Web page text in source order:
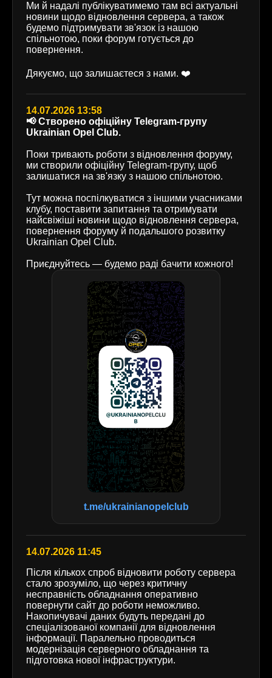
Ми й надалі публікуватимемо там всі актуальні
новини щодо відновлення сервера, а також
будемо підтримувати зв'язок із нашою
спільнотою, поки форум готується до
повернення.
Дякуємо, що залишаєтеся з нами. ❤️
14.07.2026 13:58
📢 Створено офіційну Telegram-групу
Ukrainian Opel Club.
Поки тривають роботи з відновлення форуму,
ми створили офіційну Telegram-групу, щоб
залишатися на зв'язку з нашою спільнотою.
Тут можна поспілкуватися з іншими учасниками
клубу, поставити запитання та отримувати
найсвіжіші новини щодо відновлення сервера,
повернення форуму й подальшого розвитку
Ukrainian Opel Club.
Приєднуйтесь — будемо раді бачити кожного!
t.me/ukrainianopelclub
14.07.2026 11:45
Після кількох спроб відновити роботу сервера
стало зрозуміло, що через критичну
несправність обладнання оперативно
повернути сайт до роботи неможливо.
Накопичувачі даних будуть передані до
спеціалізованої компанії для відновлення
інформації. Паралельно проводиться
модернізація серверного обладнання та
підготовка нової інфраструктури.